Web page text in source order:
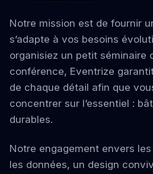
Notre mission est de fournir
s’adapte à vos besoins
organisiez un petit séminaire
conférence, Eventrize
de chaque détail afin que
concentrer sur l’essentiel :
durables.
Notre engagement envers
les données, un design